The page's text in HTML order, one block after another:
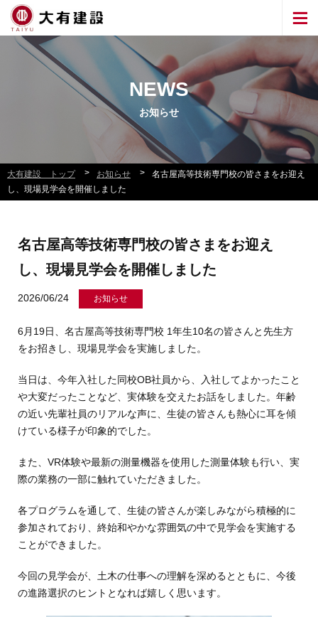
NEWS
お知らせ
大有建設 トップ > お知らせ >
名古屋高等技術専門校の皆さまをお迎え
し、現場見学会を開催しました
名古屋高等技術専門校の皆さまをお迎え
し、現場見学会を開催しました
2026/06/24 お知らせ
6月19日、名古屋高等技術専門校 1年生10名の皆さんと先生方
をお招きし、現場見学会を実施しました。
当日は、今年入社した同校OB社員から、入社してよかったこと
や大変だったことなど、実体験を交えたお話をしました。年齢
の近い先輩社員のリアルな声に、生徒の皆さんも熱心に耳を傾
けている様子が印象的でした。
また、VR体験や最新の測量機器を使用した測量体験も行い、実
際の業務の一部に触れていただきました。
各プログラムを通して、生徒の皆さんが楽しみながら積極的に
参加されており、終始和やかな雰囲気の中で見学会を実施する
ことができました。
今回の見学会が、土木の仕事への理解を深めるとともに、今後
の進路選択のヒントとなれば嬉しく思います。